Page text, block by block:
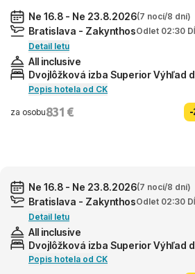
Ne 16.8 - Ne 23.8.2026(7 nocí/8 dní)
Bratislava - ZakynthosOdlet 02:30
Detail letu
All inclusive
Dvojlôžková izba Superior Výhľad
Popis hotela od CK
za osobu831 € -
Ne 16.8 - Ne 23.8.2026(7 nocí/8 dní)
Bratislava - ZakynthosOdlet 02:30
Detail letu
All inclusive
Dvojlôžková izba Superior Výhľad
Popis hotela od CK